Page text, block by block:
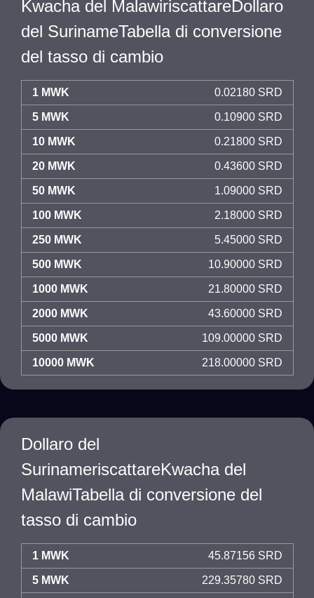
Kwacha del MalawiriscattareDollaro
del SurinameTabella di conversione
del tasso di cambio
1 MWK 0.02180 SRD
5 MWK 0.10900 SRD
10 MWK 0.21800 SRD
20 MWK 0.43600 SRD
50 MWK 1.09000 SRD
100 MWK 2.18000 SRD
250 MWK 5.45000 SRD
500 MWK 10.90000 SRD
1000 MWK 21.80000 SRD
2000 MWK 43.60000 SRD
5000 MWK 109.00000 SRD
10000 MWK 218.00000 SRD
Dollaro del
SurinameriscattareKwacha del
MalawiTabella di conversione del
tasso di cambio
1 MWK 45.87156 SRD
5 MWK 229.35780 SRD